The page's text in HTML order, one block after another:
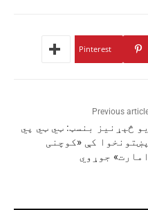
Pinterest
Previous
یو څېړنیز بنسټ: ټي ټي پي
پښتونخوا کې «کوچنی
امارت» جوړوي